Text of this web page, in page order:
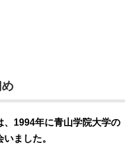
1994年に青山学院大学の
ました。